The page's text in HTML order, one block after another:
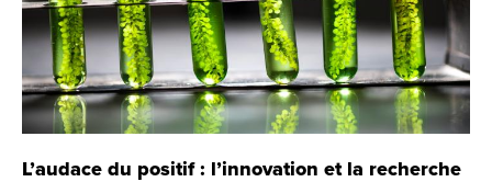
L’audace du positif : l’innovation et la recherche